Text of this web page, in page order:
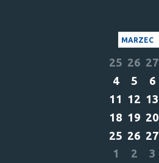
MARZEC
25 26 27
4
5 6
11 12 13
18 19 20
25 26 27
1
2 3